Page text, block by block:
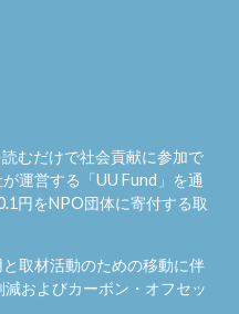
むだけで社会貢献に参加で
運営する「UU Fund 」を通
円をNPO団体に寄付する取
取材活動のための移動に伴
およびカーボン・オフセッ